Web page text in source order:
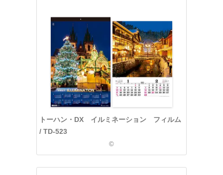
トーハン・DX イルミネーション フィルム
/ TD-523
©